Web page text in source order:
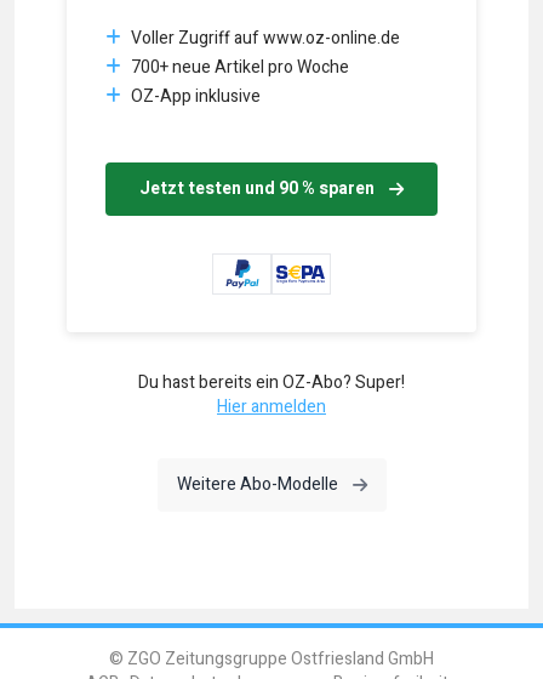
Voller Zugriff auf www.oz-online.de
700+ neue Artikel pro Woche
OZ-App inklusive
Jetzt testen und 90 % sparen
Du hast bereits ein OZ-Abo? Super!
Hier anmelden
Weitere Abo-Modelle
© ZGO Zeitungsgruppe Ostfriesland GmbH